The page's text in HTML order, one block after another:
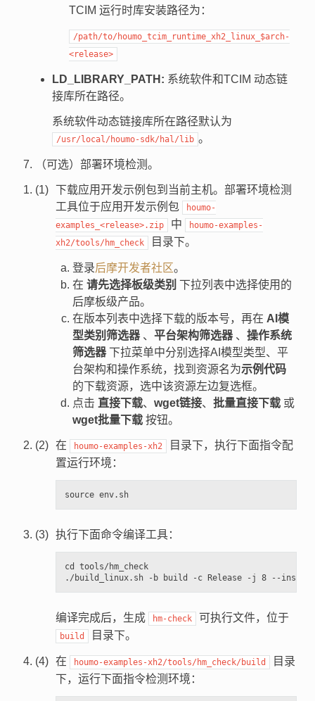
TCIM 运行时库安装路径为：
/path/to/houmo_tcim_runtime_xh2_linux_$arch-
<release>
LD_LIBRARY_PATH: 系统软件和TCIM 动态链
接库所在路径。
系统软件动态链接库所在路径默认为
/usr/local/houmo-sdk/hal/lib 。
（可选）部署环境检测。
下载应用开发示例包到当前主机。部署环境检测
工具位于应用开发示例包
houmo-
examples_<release>.zip
中
houmo-examples-
xh2/tools/hm_check
目录下。
登录后摩开发者社区。
在 请先选择板级类别 下拉列表中选择使用的
后摩板级产品。
在版本列表中选择下载的版本号，再在 AI模
型类别筛选器、 平台架构筛选器、 操作系统
筛选器下拉菜单中分别选择AI模型类型、平
台架构和操作系统，找到资源名为示例代码
的下载资源，选中该资源左边复选框。
点击 直接下载、 wget链接、 批量直接下载或
wget批量下载按钮。
在 houmo-examples-xh2
目录下，执行下面指令配
置运行环境：
source env.sh
执行下面命令编译工具：
cd tools/hm_check
编译完成后，生成 hm-check 可执行文件，位于
build 目录下。
在 houmo-examples-xh2/tools/hm_check/build
目录
下，运行下面指令检测环境：